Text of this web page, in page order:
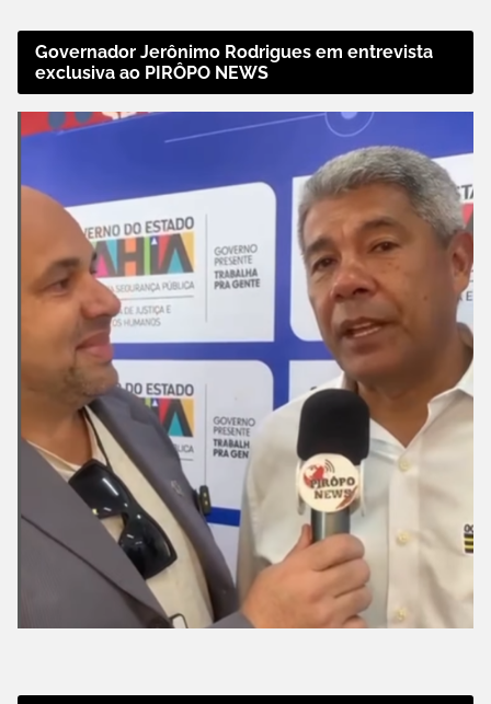
Governador Jerônimo Rodrigues em entrevista
exclusiva ao PIRÔPO NEWS